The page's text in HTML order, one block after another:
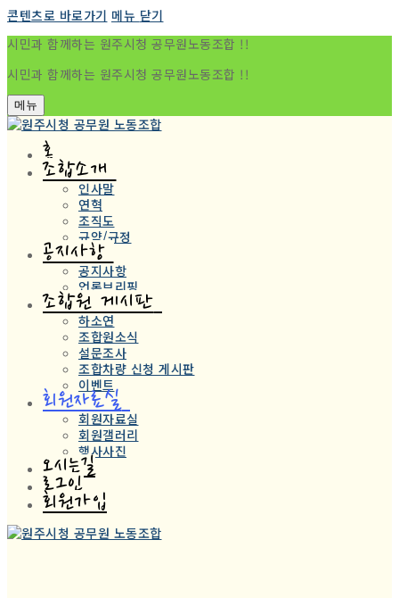
콘텐츠로 바로가기 메뉴 닫기
시민과 함께하는 원주시청 공무원노동조합 !!
시민과 함께하는 원주시청 공무원노동조합 !!
메뉴
홈
조합소개
인사말
연혁
조직도
규약/규정
공지사항
공지사항
언론브리핑
조합원 게시판
하소연
조합원소식
설문조사
조합차량 신청 게시판
이벤트
회원자료실
회원자료실
회원갤러리
행사사진
오시는길
로그인
회원가입